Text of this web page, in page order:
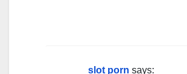
slot porn says: